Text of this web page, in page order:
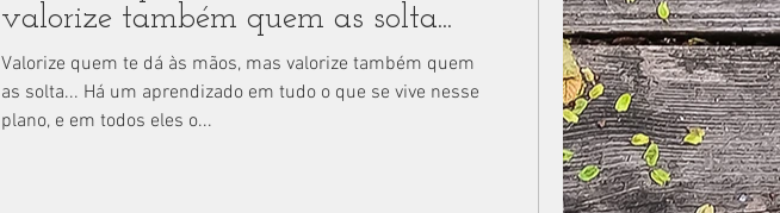
valorize também quem as solta...
Valorize quem te dá às mãos, mas valorize também quem
as solta... Há um aprendizado em tudo o que se vive nesse
plano, e em todos eles o...